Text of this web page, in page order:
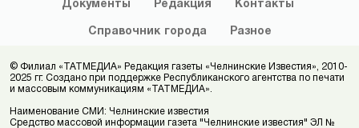
Документы Редакция Контакты
Справочник города Разное
© Филиал «ТАТМЕДИА» Редакция газеты «Челнинские Известия», 2010-
2025 гг. Создано при поддержке Республиканского агентства по печати
и массовым коммуникациям «ТАТМЕДИА».
Наименование СМИ: Челнинские известия
Средство массовой информации газета "Челнинские известия" ЭЛ №